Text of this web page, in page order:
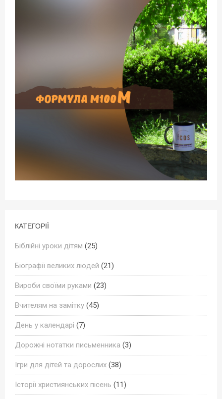
КАТЕГОРІЇ
Біблійні уроки дітям (25)
Біографії великих людей (21)
Вироби своїми руками (23)
Вчителям на замітку (45)
День у календарі (7)
Дорожні нотатки письменника (3)
Ігри для дітей та дорослих (38)
Історії християнських пісень (11)